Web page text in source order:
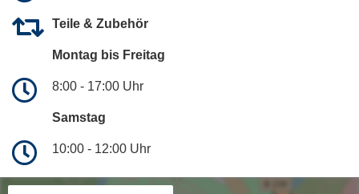
Teile & Zubehör
Montag bis Freitag
8:00 - 17:00 Uhr
Samstag
10:00 - 12:00 Uhr